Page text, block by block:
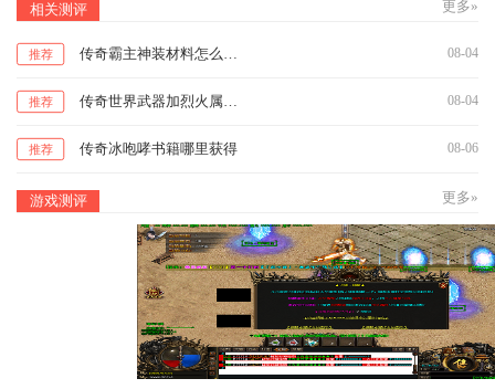
相关测评 更多»
推荐 08-04
推荐 08-04
推荐 传奇冰咆哮书籍哪里获得 08-06
游戏测评 更多»